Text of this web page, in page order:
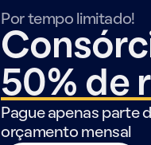
Por tempo limitado!
50% de
Pague apenas parte
orçamento mensal